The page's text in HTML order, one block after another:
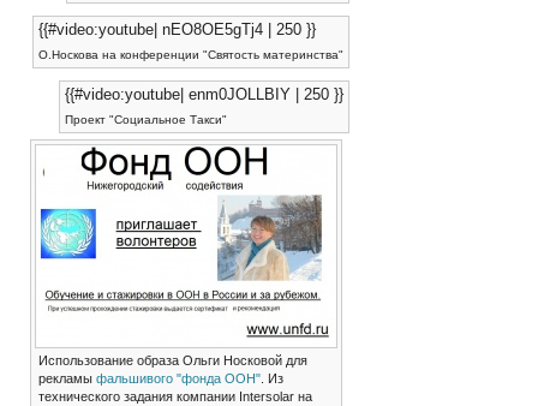
{{#video:youtube| nEO8OE5gTj4 | 250 }}
О.Носкова на конференции "Святость материнства"
{{#video:youtube| enm0JOLLBIY | 250 }}
Проект "Социальное Такси"
Использование образа Ольги Носковой для
рекламы фальшивого "фонда ООН". Из
технического задания компании Intersolar на